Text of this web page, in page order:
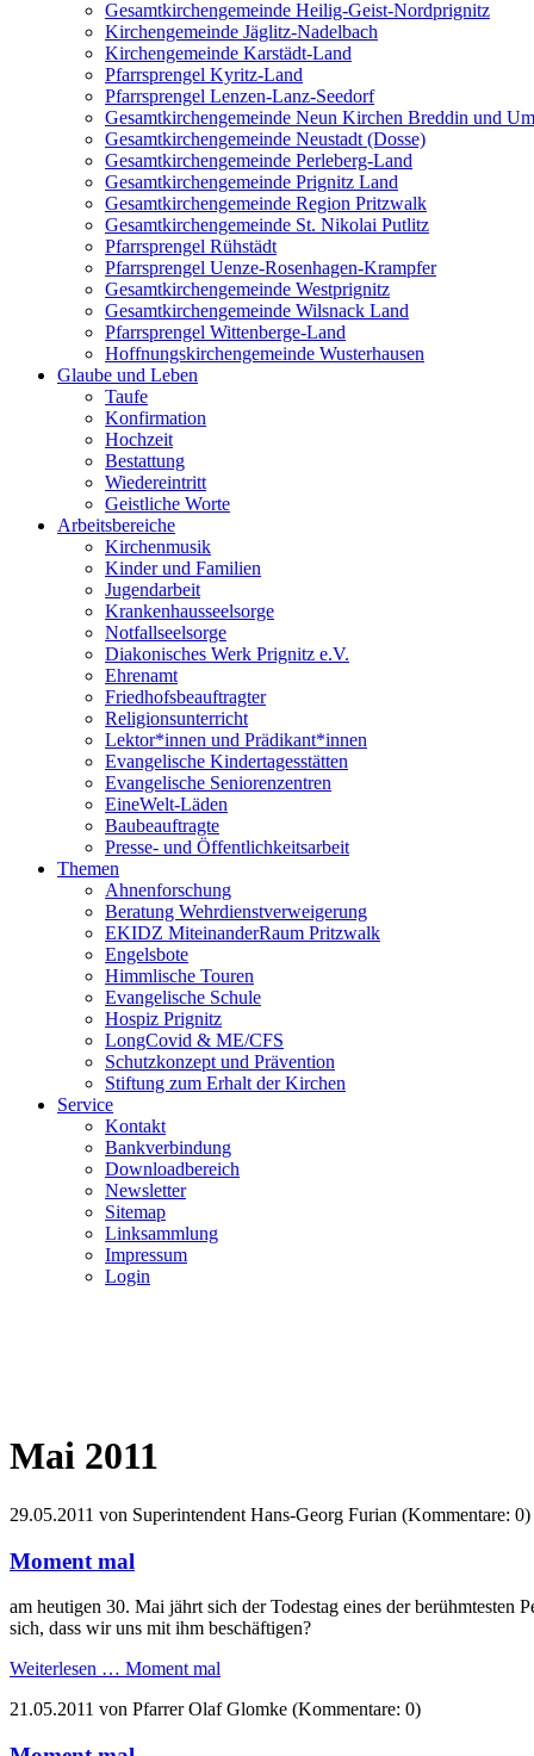
Gesamtkirchengemeinde Heilig-Geist-Nordprignitz
Kirchengemeinde Jäglitz-Nadelbach
Kirchengemeinde Karstädt-Land
Pfarrsprengel Kyritz-Land
Pfarrsprengel Lenzen-Lanz-Seedorf
Gesamtkirchengemeinde Neun Kirchen Breddin und
Gesamtkirchengemeinde Neustadt (Dosse)
Gesamtkirchengemeinde Perleberg-Land
Gesamtkirchengemeinde Prignitz Land
Gesamtkirchengemeinde Region Pritzwalk
Gesamtkirchengemeinde St. Nikolai Putlitz
Pfarrsprengel Rühstädt
Pfarrsprengel Uenze-Rosenhagen-Krampfer
Gesamtkirchengemeinde Westprignitz
Gesamtkirchengemeinde Wilsnack Land
Pfarrsprengel Wittenberge-Land
Hoffnungskirchengemeinde Wusterhausen
Glaube und Leben
Taufe
Konfirmation
Hochzeit
Bestattung
Wiedereintritt
Geistliche Worte
Arbeitsbereiche
Kirchenmusik
Kinder und Familien
Jugendarbeit
Krankenhausseelsorge
Notfallseelsorge
Diakonisches Werk Prignitz e.V.
Ehrenamt
Friedhofsbeauftragter
Religionsunterricht
Lektor*innen und Prädikant*innen
Evangelische Kindertagesstätten
Evangelische Seniorenzentren
EineWelt-Läden
Baubeauftragte
Presse- und Öffentlichkeitsarbeit
Themen
Ahnenforschung
Beratung Wehrdienstverweigerung
EKIDZ MiteinanderRaum Pritzwalk
Engelsbote
Himmlische Touren
Evangelische Schule
Hospiz Prignitz
LongCovid & ME/CFS
Schutzkonzept und Prävention
Stiftung zum Erhalt der Kirchen
Service
Kontakt
Bankverbindung
Downloadbereich
Newsletter
Sitemap
Linksammlung
Impressum
Login
Mai 2011
29.05.2011 von Superintendent Hans-Georg Furian (Kommentare: 0)
Moment mal
am heutigen 30. Mai jährt sich der Todestag eines der
sich, dass wir uns mit ihm beschäftigen?
Weiterlesen … Moment mal
21.05.2011 von Pfarrer Olaf Glomke (Kommentare: 0)